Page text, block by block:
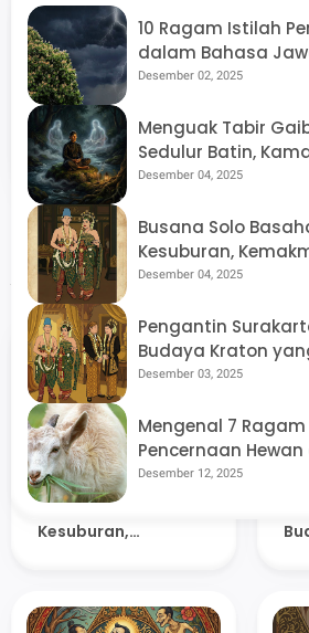
babad.id |
Jawa
babad.id | Stori Loka Jawa
berbasis multimedia dengan
seni, budaya dan sejarah Jawa.
membuka ruang opini kepada
Artikel Terkait
Dec 04, 2025
Busana Solo
Basahan: Simbol
Kesuburan,
Total
10 Ragam Istilah
dalam Bahasa
Artinya Ngreceh
Desember 02, 2025
Menguak Tabir
Sedulur Batin,
Arsitektur Dunia
Desember 04, 2025
Busana Solo
Kesuburan,
Penyerahan Diri
Desember 04, 2025
Pengantin
Budaya Kraton
Filosofis
Desember 03, 2025
Mengenal 7
Pencernaan
Jawa yang Jarang
Desember 12, 2025